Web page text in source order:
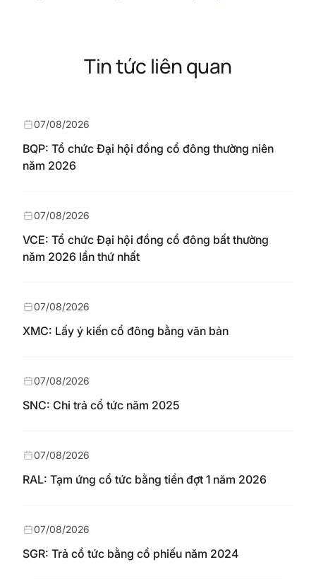
Tin tức liên quan
BQP: Tổ chức Đại hội đồng cổ đông thường niên
năm 2026
07/08/2026
VCE: Tổ chức Đại hội đồng cổ đông bất thường
năm 2026 lần thứ nhất
07/08/2026
XMC: Lấy ý kiến cổ đông bằng văn bản
07/08/2026
SNC: Chi trả cổ tức năm 2025
07/08/2026
RAL: Tạm ứng cổ tức bằng tiền đợt 1 năm 2026
07/08/2026
SGR: Trả cổ tức bằng cổ phiếu năm 2024
07/08/2026